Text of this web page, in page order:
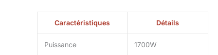
Caractéristiques Détails
Puissance 1700W